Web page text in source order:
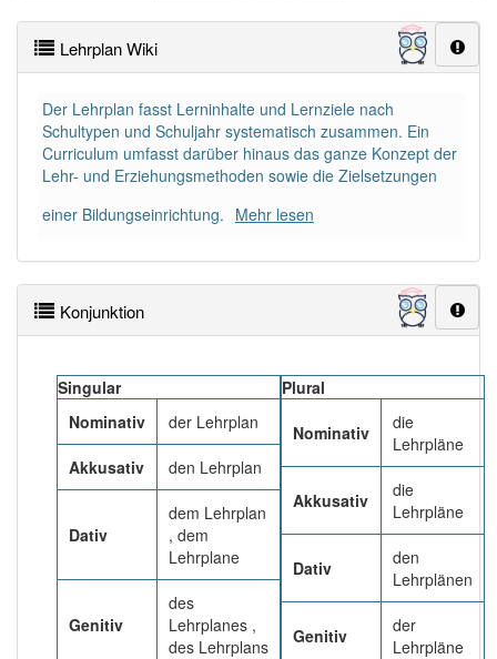
PowerIndex:29
Häufigkeit: 4 von 10
Das Wort wird häufig verwendet im Bereich Schule
87% unserer Spielapp-Nutzer haben den Artikel
korrekt erraten.
Lehrplan Wiki
Der Lehrplan fasst Lerninhalte und Lernziele nach
Schultypen und Schuljahr systematisch zusammen. Ein
Curriculum umfasst darüber hinaus das ganze Konzept der
Lehr- und Erziehungsmethoden sowie die Zielsetzungen
einer Bildungseinrichtung. Mehr lesen
Konjunktion
Singular
Nominativ
der Lehrplan
Akkusativ den Lehrplan
Dativ
dem Lehrplan
, dem
Lehrplane
Genitiv
des
Lehrplanes ,
des Lehrplans
Plural
Nominativ
die
Lehrpläne
Akkusativ
die
Lehrpläne
Dativ
den
Lehrplänen
Genitiv
der
Lehrpläne